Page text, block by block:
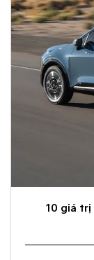
10 giá trị